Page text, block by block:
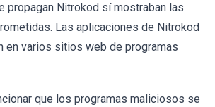
propagan Nitrokod sí mostraban las
Las aplicaciones de Nitrokod
en varios sitios web de programas
que los programas maliciosos se